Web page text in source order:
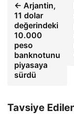
← Arjantin,
11 dolar
değerindeki
10.000
peso
banknotunu
piyasaya
sürdü
Tavsiye